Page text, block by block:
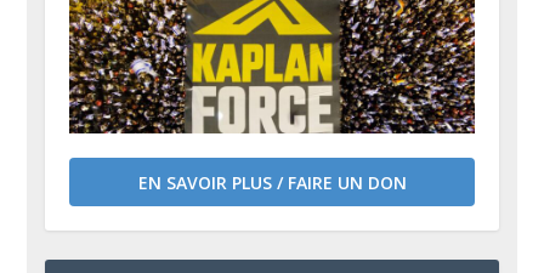
EN SAVOIR PLUS / FAIRE UN DON